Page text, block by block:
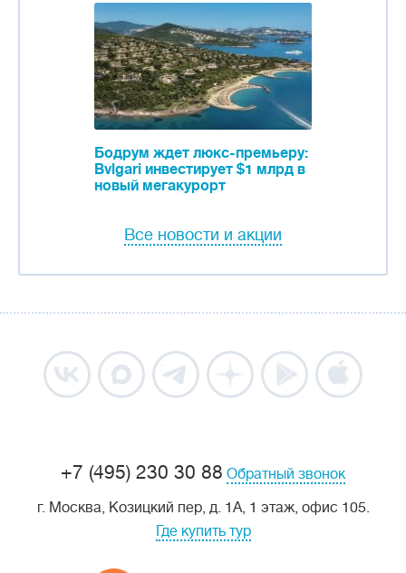
Бодрум ждет люкс-премьеру:
Bvlgari инвестирует $1 млрд в
новый мегакурорт
Все новости и акции
+7 (495) 230 30 88 Обратный звонок
г. Москва, Козицкий пер, д. 1А, 1 этаж, офис 105.
Где купить тур